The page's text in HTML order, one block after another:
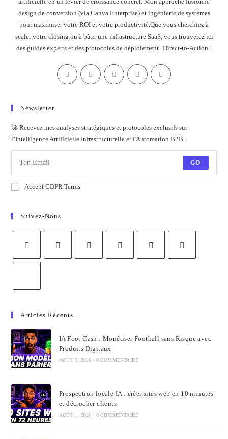
design de conversion (via Canva Enterprise) et ingénierie de systèmes
pour maximiser votre ROI et votre productivité.Que vous cherchiez à
scaler votre closing ou à bâtir une infrastructure SaaS, vous trouverez ici
des guides experts et des protocoles de déploiement "Direct-to-Action".
Newsletter
🚀 Recevez mes analyses stratégiques et protocoles exclusifs sur
l’Intelligence Artificielle Infrastructurelle et l'Automation B2B.
GO
Accept GDPR Terms
Suivez-Nous
Articles Récents
IA Foot Cash : Monétiser Football sans Risque avec
Produits Digitaux
AOÛT 5, 2026 / 0 COMMENTAIRE
Prospection locale IA : créer sites web en 10 minutes
et décrocher clients
AOÛT 1, 2026 / 0 COMMENTAIRE